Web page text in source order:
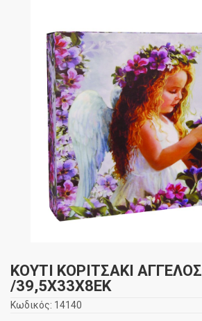
ΚΟΥΤΙ ΚΟΡΙΤΣΑΚΙ ΑΓΓΕΛΟΣ
/39,5Χ33Χ8ΕΚ
Κωδικός: 14140